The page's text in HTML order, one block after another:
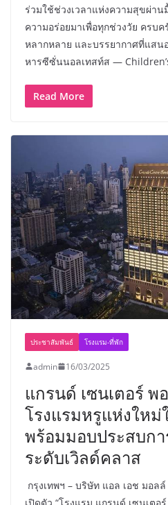
ร่วมใช้ช่วงเวลาแห่งความสุขผ่า
ความอร่อยมาเพื่อทุกช่วงวัย ครบ
หลากหลาย และบรรยากาศที่แสน
หารซีซั่นนอลเทสท์ส —
Read More
ประชาสัมพันธ์ โรงแรม-ที่พัก
admin 16/03/2025
แกรนด์ เซนเตอร์ พ
โรงแรมหรูแห่งให
พร้อมมอบประสบก
ระดับเวิลด์คลาส
กรุงเทพฯ – บริษัท แอล เอช มอล
เปิดตัว “โรงแรม แกรนด์ เซนเตอ